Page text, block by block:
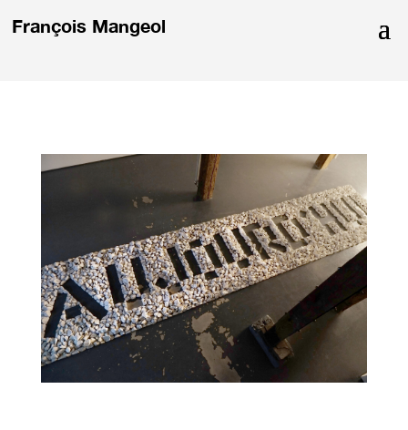
François Mangeol